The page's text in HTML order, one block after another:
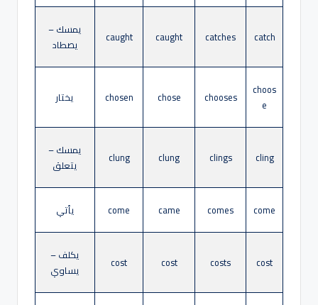
catch
catches
caught
caught
يمسك –
يصطاد
choos
e
chooses
chose
chosen يختار
cling
clings
clung
clung
يمسك –
يتعلق
come
comes
came
come يأتي
cost
costs
cost
cost
يكلف –
يساوي